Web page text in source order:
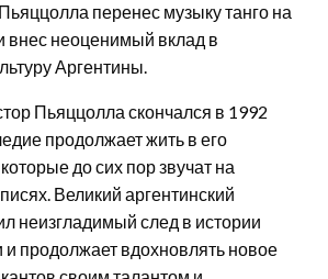
перенес музыку танго на
внес неоценимый вклад в
Аргентины.
Пьяццолла скончался в 1992
продолжает жить в его
до сих пор звучат на
Великий аргентинский
неизгладимый след в истории
продолжает вдохновлять новое